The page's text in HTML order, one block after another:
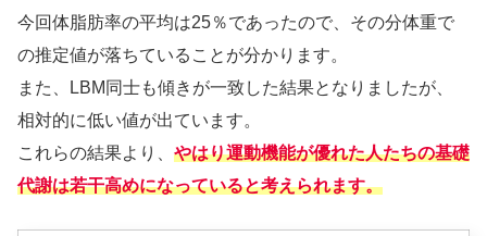
今回体脂肪率の平均は25％であったので、その分体重で
の推定値が落ちていることが分かります。
また、LBM同士も傾きが一致した結果となりましたが、
相対的に低い値が出ています。
これらの結果より、 やはり運動機能が優れた人たちの基礎
代謝は若干高めになっていると考えられます。